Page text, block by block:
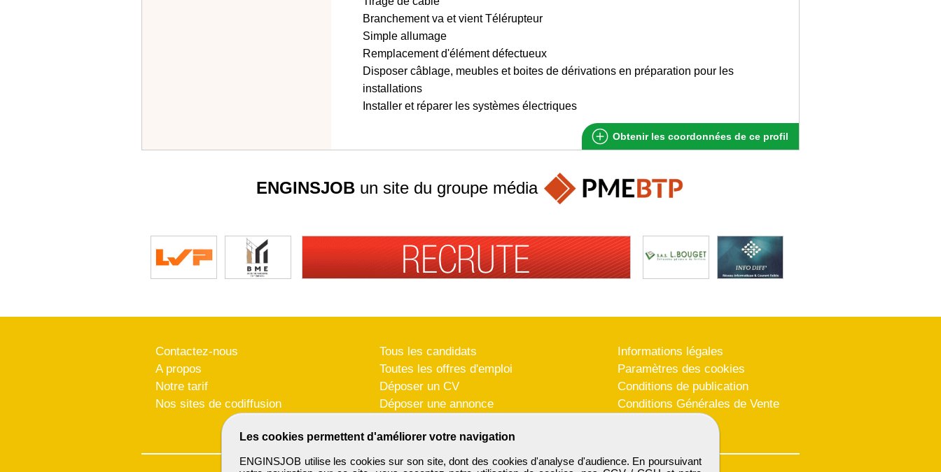
Branchement va et vient Télérupteur
Simple allumage
Remplacement d'élément défectueux
Disposer câblage, meubles et boites de dérivations en préparation pour les
installations
Installer et réparer les systèmes électriques
Obtenir les coordonnées de ce profil
Les cookies permettent d'améliorer votre navigation
ENGINSJOB utilise les cookies sur son site, dont des cookies d'analyse d'audience. En poursuivant
ENGINSJOB un site du groupe média
Contactez-nous
A propos
Notre tarif
Nos sites de codiffusion
Tous les candidats
Toutes les offres d'emploi
Déposer un CV
Déposer une annonce
Informations légales
Paramètres des cookies
Conditions de publication
Conditions Générales de Vente